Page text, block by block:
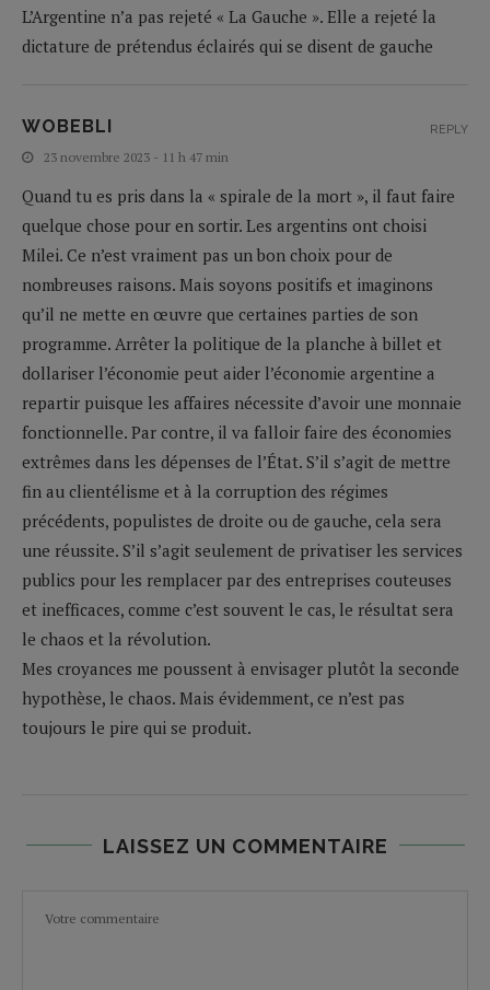
L’Argentine n’a pas rejeté « La Gauche ». Elle a rejeté la
dictature de prétendus éclairés qui se disent de gauche
WOBEBLI
23 novembre 2023 - 11 h 47 min
Quand tu es pris dans la « spirale de la mort », il faut faire
quelque chose pour en sortir. Les argentins ont choisi
Milei. Ce n’est vraiment pas un bon choix pour de
nombreuses raisons. Mais soyons positifs et imaginons
qu’il ne mette en œuvre que certaines parties de son
programme. Arrêter la politique de la planche à billet et
dollariser l’économie peut aider l’économie argentine a
repartir puisque les affaires nécessite d’avoir une monnaie
fonctionnelle. Par contre, il va falloir faire des économies
extrêmes dans les dépenses de l’État. S’il s’agit de mettre
fin au clientélisme et à la corruption des régimes
précédents, populistes de droite ou de gauche, cela sera
une réussite. S’il s’agit seulement de privatiser les services
publics pour les remplacer par des entreprises couteuses
et inefficaces, comme c’est souvent le cas, le résultat sera
le chaos et la révolution.
Mes croyances me poussent à envisager plutôt la seconde
hypothèse, le chaos. Mais évidemment, ce n’est pas
toujours le pire qui se produit.
REPLY
LAISSEZ UN COMMENTAIRE